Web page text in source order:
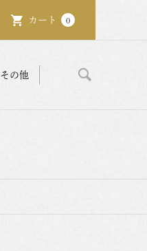
カート 0
その他